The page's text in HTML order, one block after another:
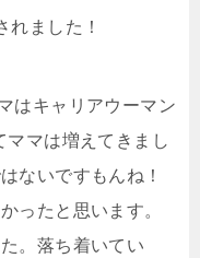
れました！
はキャリアウーマン
マは増えてきまし
ないですもんね！
ったと思います。
。落ち着いてい